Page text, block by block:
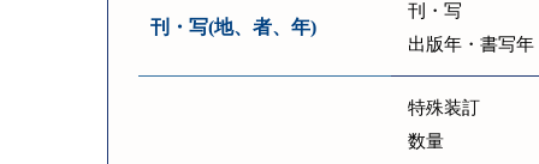
刊・写(地、者、年)
刊・写
出版年・書写年
特殊装訂
数量